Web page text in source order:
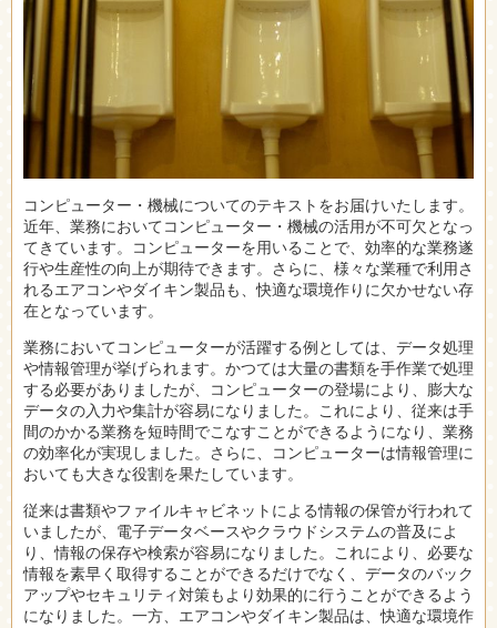
コンピューター・機械についてのテキストをお届けいたします。
近年、業務においてコンピューター・機械の活用が不可欠となっ
てきています。コンピューターを用いることで、効率的な業務遂
行や生産性の向上が期待できます。さらに、様々な業種で利用さ
れるエアコンやダイキン製品も、快適な環境作りに欠かせない存
在となっています。
業務においてコンピューターが活躍する例としては、データ処理
や情報管理が挙げられます。かつては大量の書類を手作業で処理
する必要がありましたが、コンピューターの登場により、膨大な
データの入力や集計が容易になりました。これにより、従来は手
間のかかる業務を短時間でこなすことができるようになり、業務
の効率化が実現しました。さらに、コンピューターは情報管理に
おいても大きな役割を果たしています。
従来は書類やファイルキャビネットによる情報の保管が行われて
いましたが、電子データベースやクラウドシステムの普及によ
り、情報の保存や検索が容易になりました。これにより、必要な
情報を素早く取得することができるだけでなく、データのバック
アップやセキュリティ対策もより効果的に行うことができるよう
になりました。一方、エアコンやダイキン製品は、快適な環境作